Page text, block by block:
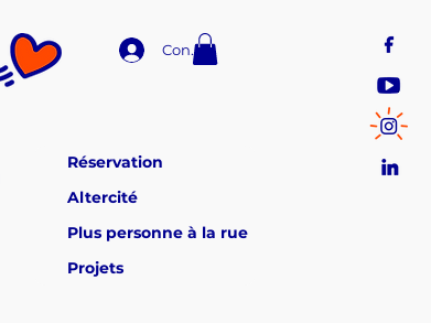
Connexion
Réservation
Altercité
Plus personne à la rue
Projets